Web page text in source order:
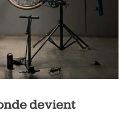
devient